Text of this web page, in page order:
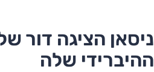
ניסאן הציגה דור
ההיברידי שלה